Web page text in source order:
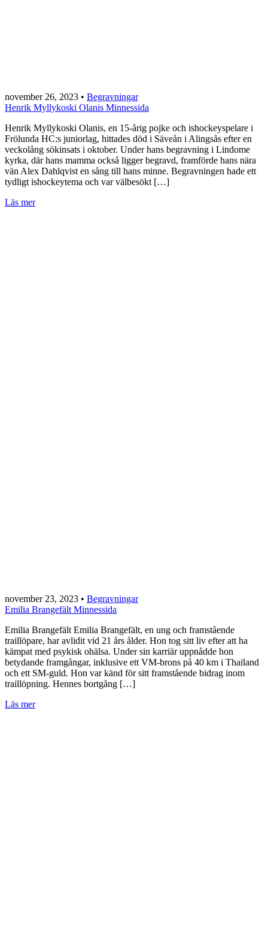
november 26, 2023 • Begravningar
Henrik Myllykoski Olanis Minnessida
Henrik Myllykoski Olanis, en 15-årig pojke och ishockeyspelare i
Frölunda HC:s juniorlag, hittades död i Säveån i Alingsås efter en
veckolång sökinsats i oktober. Under hans begravning i Lindome
kyrka, där hans mamma också ligger begravd, framförde hans nära
vän Alex Dahlqvist en sång till hans minne. Begravningen hade ett
tydligt ishockeytema och var välbesökt […]
Läs mer
november 23, 2023 • Begravningar
Emilia Brangefält Minnessida
Emilia Brangefält Emilia Brangefält, en ung och framstående
traillöpare, har avlidit vid 21 års ålder. Hon tog sitt liv efter att ha
kämpat med psykisk ohälsa. Under sin karriär uppnådde hon
betydande framgångar, inklusive ett VM-brons på 40 km i Thailand
och ett SM-guld. Hon var känd för sitt framstående bidrag inom
traillöpning. Hennes bortgång […]
Läs mer